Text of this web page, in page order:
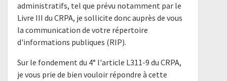
administratifs, tel que prévu notamment par le
Livre III du CRPA, je sollicite donc auprès de vous
la communication de votre répertoire
d'informations publiques (RIP).
Sur le fondement du 4° l'article L311-9 du CRPA,
je vous prie de bien vouloir répondre à cette